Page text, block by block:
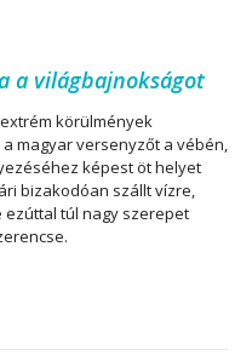
a világbajnokságot
körülmények
magyar versenyzőt a vébén,
képest öt helyet
bizakodóan szállt vízre,
ezúttal túl nagy szerepet